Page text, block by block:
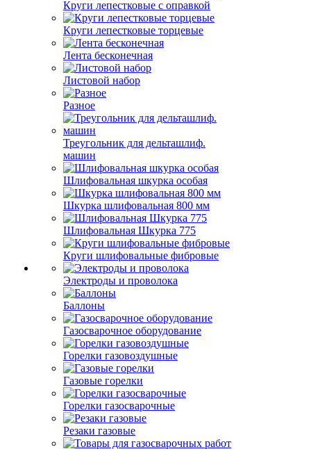
Круги лепестковые с оправкой
Круги лепестковые торцевые
Лента бесконечная
Листовой набор
Разное
Треугольник для дельташлиф.
машин
Шлифовальная шкурка особая
Шкурка шлифовальная 800 мм
Шлифовальная Шкурка 775
Круги шлифовальные фибровые
Электроды и проволока
Баллоны
Газосварочное оборудование
Горелки газовоздушные
Газовые горелки
Горелки газосварочные
Резаки газовые